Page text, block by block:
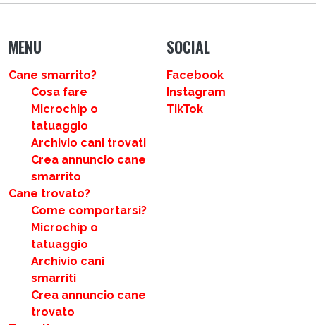
MENU
Cane smarrito?
Cosa fare
Microchip o
tatuaggio
Archivio cani trovati
Crea annuncio cane
smarrito
Cane trovato?
Come comportarsi?
Microchip o
tatuaggio
Archivio cani
smarriti
Crea annuncio cane
trovato
SOCIAL
Facebook
Instagram
TikTok